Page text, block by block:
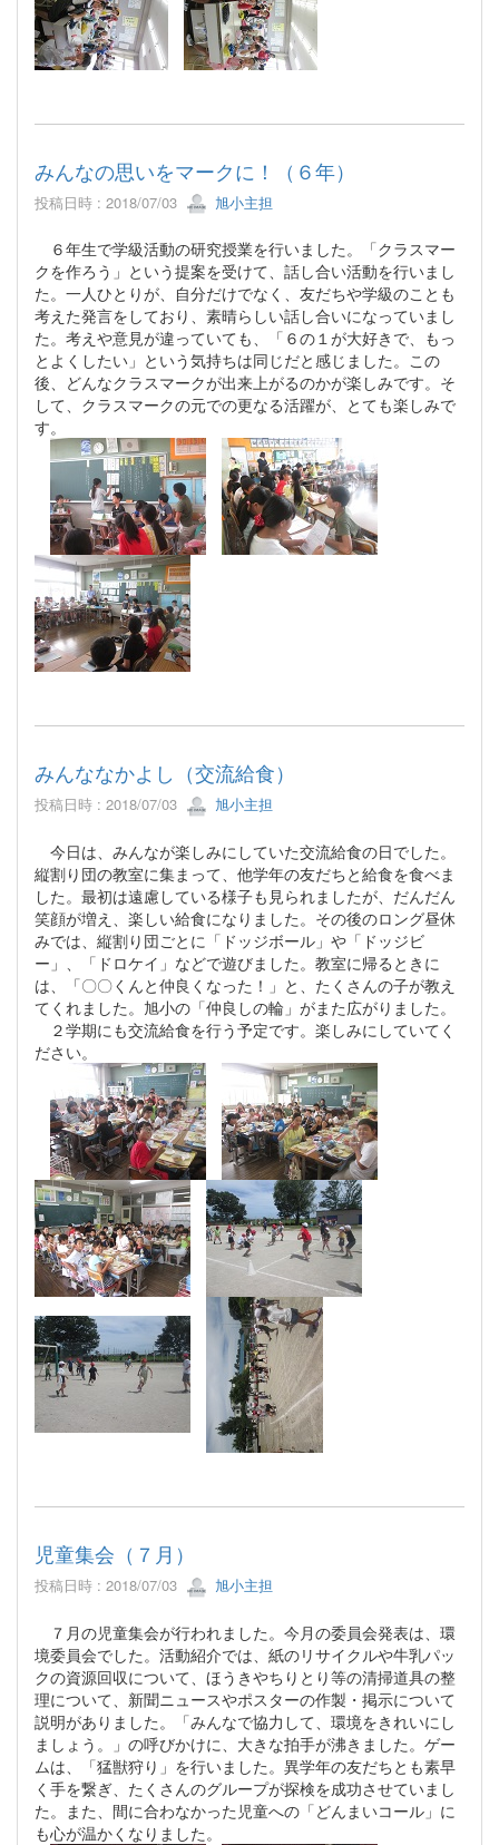
みんなの思いをマークに！（６年）
投稿日時 : 2018/07/03 旭小主担
６年生で学級活動の研究授業を行いました。「クラスマー
クを作ろう」という提案を受けて、話し合い活動を行いまし
た。一人ひとりが、自分だけでなく、友だちや学級のことも
考えた発言をしており、素晴らしい話し合いになっていまし
た。考えや意見が違っていても、「６の１が大好きで、もっ
とよくしたい」という気持ちは同じだと感じました。この
後、どんなクラスマークが出来上がるのかが楽しみです。そ
して、クラスマークの元での更なる活躍が、とても楽しみで
す。
みんななかよし（交流給食）
投稿日時 : 2018/07/03 旭小主担
今日は、みんなが楽しみにしていた交流給食の日でした。
縦割り団の教室に集まって、他学年の友だちと給食を食べま
した。最初は遠慮している様子も見られましたが、だんだん
笑顔が増え、楽しい給食になりました。その後のロング昼休
みでは、縦割り団ごとに「ドッジボール」や「ドッジビ
ー」、「ドロケイ」などで遊びました。教室に帰るときに
は、「〇〇くんと仲良くなった！」と、たくさんの子が教え
てくれました。旭小の「仲良しの輪」がまた広がりました。
２学期にも交流給食を行う予定です。楽しみにしていてく
ださい。
児童集会（７月）
投稿日時 : 2018/07/03 旭小主担
７月の児童集会が行われました。今月の委員会発表は、環
境委員会でした。活動紹介では、紙のリサイクルや牛乳パッ
クの資源回収について、ほうきやちりとり等の清掃道具の整
理について、新聞ニュースやポスターの作製・掲示について
説明がありました。「みんなで協力して、環境をきれいにし
ましょう。」の呼びかけに、大きな拍手が沸きました。ゲー
ムは、「猛獣狩り」を行いました。異学年の友だちとも素早
く手を繋ぎ、たくさんのグループが探検を成功させていまし
た。また、間に合わなかった児童への「どんまいコール」に
も心が温かくなりました。